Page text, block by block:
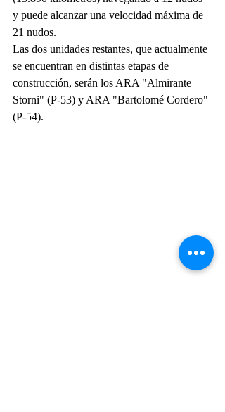
y puede alcanzar una velocidad máxima de
21 nudos.
Las dos unidades restantes, que actualmente
se encuentran en distintas etapas de
construcción, serán los ARA "Almirante
Storni" (P-53) y ARA "Bartolomé Cordero"
(P-54).